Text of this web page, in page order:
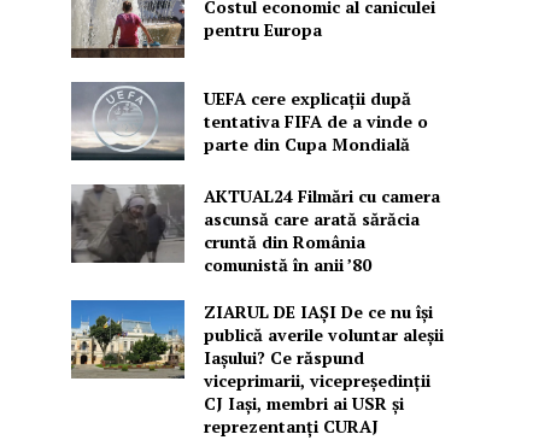
Costul economic al caniculei
pentru Europa
UEFA cere explicații după
tentativa FIFA de a vinde o
parte din Cupa Mondială
AKTUAL24 Filmări cu camera
ascunsă care arată sărăcia
cruntă din România
comunistă în anii ’80
ZIARUL DE IAȘI De ce nu își
publică averile voluntar aleșii
Iașului? Ce răspund
viceprimarii, vicepreședinții
CJ Iași, membri ai USR și
reprezentanți CURAJ